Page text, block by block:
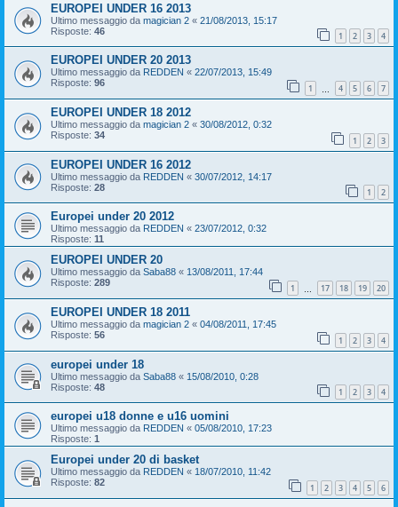
EUROPEI UNDER 16 2013
Ultimo messaggio da magician 2 « 21/08/2013, 15:17
Risposte: 46 1 2 3 4
EUROPEI UNDER 20 2013
Ultimo messaggio da REDDEN « 22/07/2013, 15:49
Risposte: 96 1 4 5 6 7
EUROPEI UNDER 18 2012
Ultimo messaggio da magician 2 « 30/08/2012, 0:32
Risposte: 34 1 2 3
EUROPEI UNDER 16 2012
Ultimo messaggio da REDDEN « 30/07/2012, 14:17
Risposte: 28 1 2
Europei under 20 2012
Ultimo messaggio da REDDEN « 23/07/2012, 0:32
Risposte: 11
EUROPEI UNDER 20
Ultimo messaggio da Saba88 « 13/08/2011, 17:44
Risposte: 289 1 17 18 19 20
EUROPEI UNDER 18 2011
Ultimo messaggio da magician 2 « 04/08/2011, 17:45
Risposte: 56 1 2 3 4
europei under 18
Ultimo messaggio da Saba88 « 15/08/2010, 0:28
Risposte: 48 1 2 3 4
europei u18 donne e u16 uomini
Ultimo messaggio da REDDEN « 05/08/2010, 17:23
Risposte: 1
Europei under 20 di basket
Ultimo messaggio da REDDEN « 18/07/2010, 11:42
Risposte: 82 1 2 3 4 5 6